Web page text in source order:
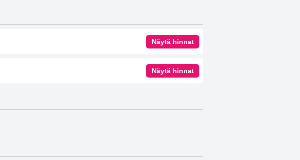
Näytä hinnat
Näytä hinnat